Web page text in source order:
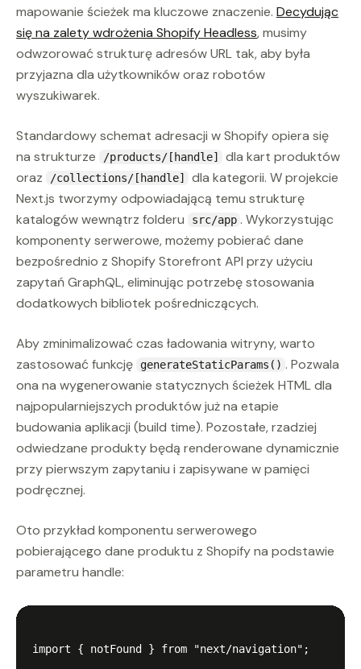
mapowanie ścieżek ma kluczowe znaczenie. Decydując
się na zalety wdrożenia Shopify Headless, musimy
odwzorować strukturę adresów URL tak, aby była
przyjazna dla użytkowników oraz robotów
wyszukiwarek.
Standardowy schemat adresacji w Shopify opiera się
na strukturze
/products/[handle]
dla kart produktów
oraz
/collections/[handle]
dla kategorii. W projekcie
Next.js tworzymy odpowiadającą temu strukturę
katalogów wewnątrz folderu
src/app . Wykorzystując
komponenty serwerowe, możemy pobierać dane
bezpośrednio z Shopify Storefront API przy użyciu
zapytań GraphQL, eliminując potrzebę stosowania
dodatkowych bibliotek pośredniczących.
Aby zminimalizować czas ładowania witryny, warto
zastosować funkcję
generateStaticParams() . Pozwala
ona na wygenerowanie statycznych ścieżek HTML dla
najpopularniejszych produktów już na etapie
budowania aplikacji (build time). Pozostałe, rzadziej
odwiedzane produkty będą renderowane dynamicznie
przy pierwszym zapytaniu i zapisywane w pamięci
podręcznej.
Oto przykład komponentu serwerowego
pobierającego dane produktu z Shopify na podstawie
parametru handle:
import { notFound } from "next/navigation";